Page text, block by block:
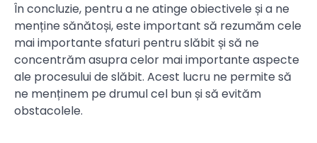
În concluzie, pentru a ne atinge obiectivele și a ne
menține sănătoși, este important să rezumăm cele
mai importante sfaturi pentru slăbit și să ne
concentrăm asupra celor mai importante aspecte
ale procesului de slăbit. Acest lucru ne permite să
ne menținem pe drumul cel bun și să evităm
obstacolele.